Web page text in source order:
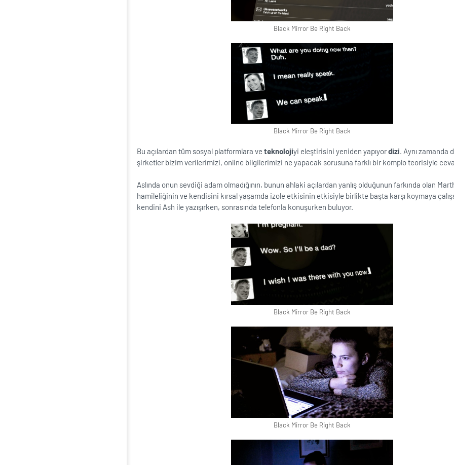
Black Mirror Be Right Back
Black Mirror Be Right Back
Bu açılardan tüm sosyal platformlara ve teknolojiyi eleştirisini yeniden yapıyordizi. Aynı zamanda
şirketler bizim verilerimizi, online bilgilerimizi ne yapacak sorusuna farklı bir komplo teorisiyle
Aslında onun sevdiği adam olmadığının, bunun ahlaki açılardan yanlış olduğunun farkında olan
hamileliğinin ve kendisini kırsal yaşamda izole etkisinin etkisiyle birlikte başta karşı koymaya
kendini Ash ile yazışırken, sonrasında telefonla konuşurken buluyor.
Black Mirror Be Right Back
Black Mirror Be Right Back